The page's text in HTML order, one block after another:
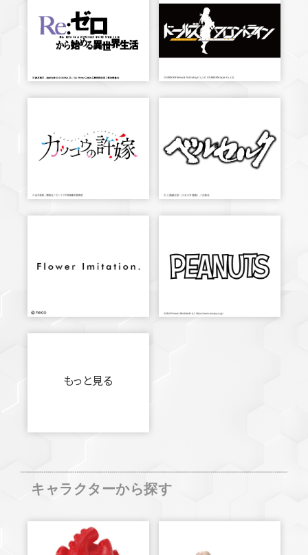
もっと見る
キャラクターから探す